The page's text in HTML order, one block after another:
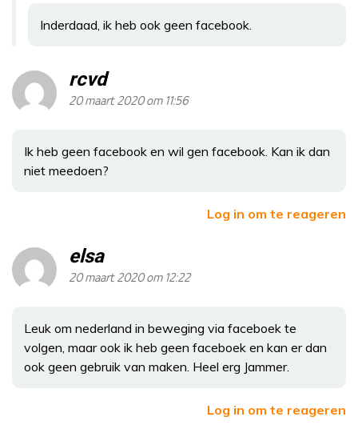
Inderdaad, ik heb ook geen facebook.
rcvd
20 maart 2020 om 11:56
Ik heb geen facebook en wil gen facebook. Kan ik dan
niet meedoen?
Log in om te reageren
elsa
20 maart 2020 om 12:22
Leuk om nederland in beweging via faceboek te
volgen, maar ook ik heb geen faceboek en kan er dan
ook geen gebruik van maken. Heel erg Jammer.
Log in om te reageren